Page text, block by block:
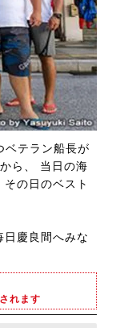
ベテラン船長が
ら、 当日の海
の日のベスト
日慶良間へみな
れます